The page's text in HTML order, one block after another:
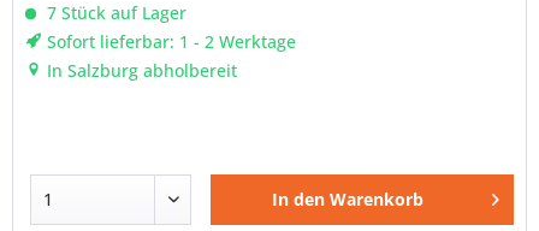
7 Stück auf Lager
Sofort lieferbar: 1 - 2 Werktage
In Salzburg abholbereit
In den Warenkorb